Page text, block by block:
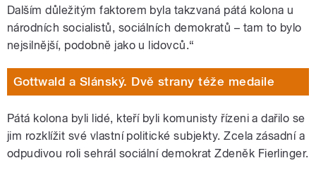
Dalším důležitým faktorem byla takzvaná pátá kolona u
národních socialistů, sociálních demokratů – tam to bylo
nejsilnější, podobně jako u lidovců.“
Gottwald a Slánský. Dvě strany téže medaile
Pátá kolona byli lidé, kteří byli komunisty řízeni a dařilo se
jim rozklížit své vlastní politické subjekty. Zcela zásadní a
odpudivou roli sehrál sociální demokrat Zdeněk Fierlinger.